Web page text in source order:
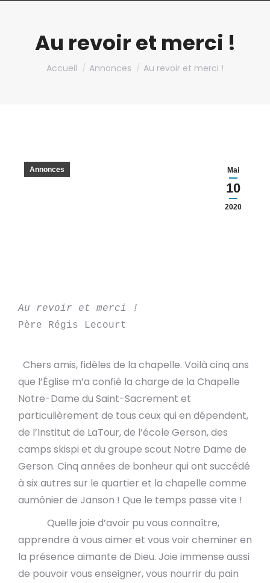
Au revoir et merci !
Vous êtes ici :
Accueil Annonces Au revoir et merci !
Mai
10
2020
Annonces
Au revoir et merci !
Père Régis Lecourt
Chers amis, fidèles de la chapelle. Voilà cinq ans
que l’Église m’a confié la charge de la Chapelle
Notre-Dame du Saint-Sacrement et
particulièrement de tous ceux qui en dépendent,
de l’Institut de LaTour, de l’école Gerson, des
camps skispi et du groupe scout Notre Dame de
Gerson. Cinq années de bonheur qui ont succédé
à six autres sur le quartier et la chapelle comme
aumônier de Janson ! Que le temps passe vite !
Quelle joie d’avoir pu vous connaître,
apprendre à vous aimer et vous voir cheminer en
la présence aimante de Dieu. Joie immense aussi
de pouvoir vous enseigner, vous nourrir du pain